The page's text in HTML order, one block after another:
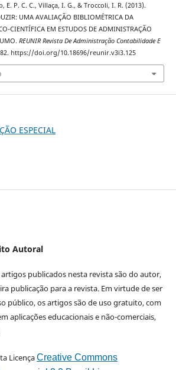
E. P. C. C., Villaça, I. G., & Troccoli, I. R. (2013).
UMA AVALIAÇÃO BIBLIOMÉTRICA DA
CIENTÍFICA EM ESTUDOS DE ADMINISTRAÇÃO
REUNIR Revista De Administração Contabilidade E
https://doi.org/10.18696/reunir.v3i3.125
ESPECIAL
Autoral
publicados nesta revista são do autor,
publicação para a revista. Em virtude de ser
público, os artigos são de uso gratuito, com
aplicações educacionais e não-comerciais,
LicençaCreative Commons